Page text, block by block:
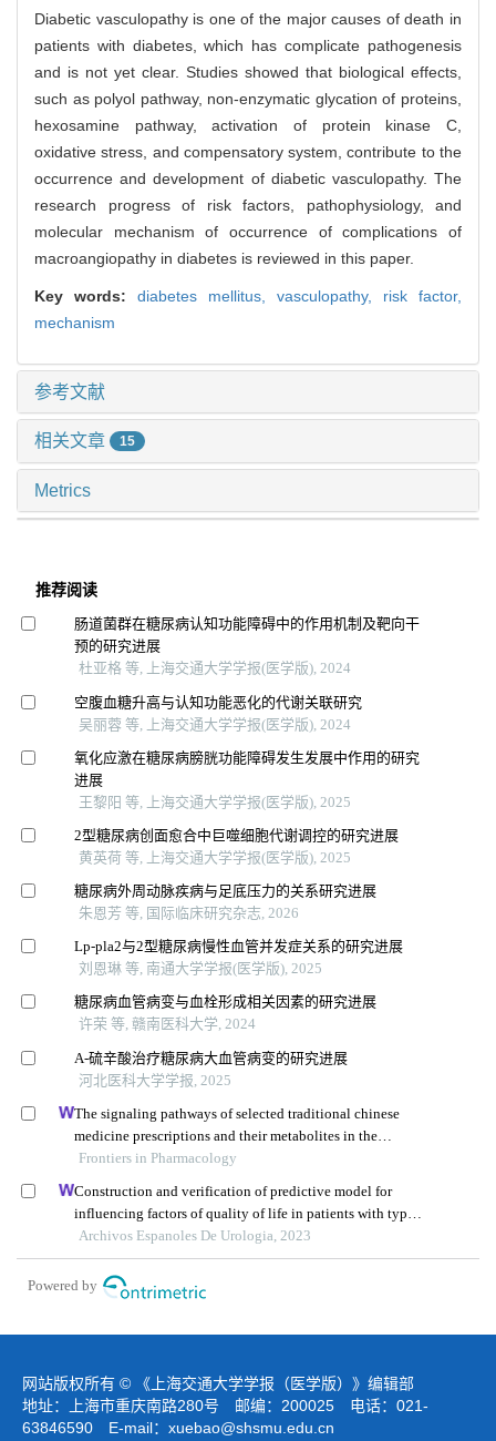
Diabetic vasculopathy is one of the major causes of death in
patients with diabetes, which has complicate pathogenesis
and is not yet clear. Studies showed that biological effects,
such as polyol pathway, non-enzymatic glycation of proteins,
hexosamine pathway, activation of protein kinase C,
oxidative stress, and compensatory system, contribute to the
occurrence and development of diabetic vasculopathy. The
research progress of risk factors, pathophysiology, and
molecular mechanism of occurrence of complications of
macroangiopathy in diabetes is reviewed in this paper.
Key words: diabetes mellitus, vasculopathy, risk factor,
mechanism
参考文献
相关文章 15
Metrics
推荐阅读
肠道菌群在糖尿病认知功能障碍中的作用机制及靶向干
预的研究进展
杜亚格 等, 上海交通大学学报(医学版), 2024
空腹血糖升高与认知功能恶化的代谢关联研究
吴丽蓉 等, 上海交通大学学报(医学版), 2024
氧化应激在糖尿病膀胱功能障碍发生发展中作用的研究
进展
王黎阳 等, 上海交通大学学报(医学版), 2025
2型糖尿病创面愈合中巨噬细胞代谢调控的研究进展
黄英荷 等, 上海交通大学学报(医学版), 2025
糖尿病外周动脉疾病与足底压力的关系研究进展
朱恩芳 等, 国际临床研究杂志, 2026
Lp-pla2与2型糖尿病慢性血管并发症关系的研究进展
刘恩琳 等, 南通大学学报(医学版), 2025
糖尿病血管病变与血栓形成相关因素的研究进展
许荣 等, 赣南医科大学, 2024
Α-硫辛酸治疗糖尿病大血管病变的研究进展
河北医科大学学报, 2025
The signaling pathways of selected traditional chinese
medicine prescriptions and their metabolites in the
treatment of diabetic cardiomyopathy: a review
Frontiers in Pharmacology
Construction and verification of predictive model for
influencing factors of quality of life in patients with type 2
diabetic nephropathy: a hospital-based retrospective study
Archivos Espanoles De Urologia, 2023
Powered by
网站版权所有 © 《上海交通大学学报（医学版）》编辑部
地址：上海市重庆南路280号 邮编：200025 电话：021-
63846590 E-mail： xuebao@shsmu.edu.cn